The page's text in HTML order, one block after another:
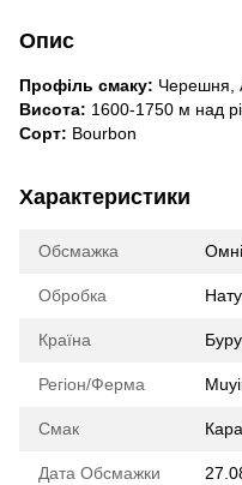
Опис
Профіль смаку: Черешня,
Висота: 1600-1750 м над
Сорт: Bourbon
Характеристики
Обсмажка Омні
Обробка
Країна
Регіон/Ферма
Смак
Дата Обсмажки